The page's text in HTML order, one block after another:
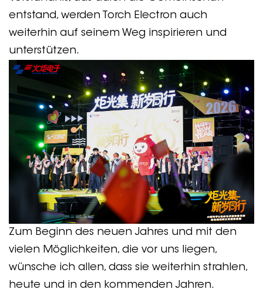
entstand, werden Torch Electron auch
weiterhin auf seinem Weg inspirieren und
unterstützen.
Zum Beginn des neuen Jahres und mit den
vielen Möglichkeiten, die vor uns liegen,
wünsche ich allen, dass sie weiterhin strahlen,
heute und in den kommenden Jahren.